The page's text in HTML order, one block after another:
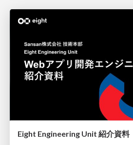
Eight Engineering Unit 紹介資料